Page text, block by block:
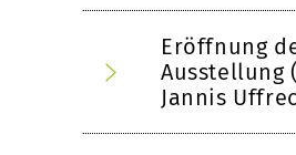
Eröffnung
Ausstellung
Jannis